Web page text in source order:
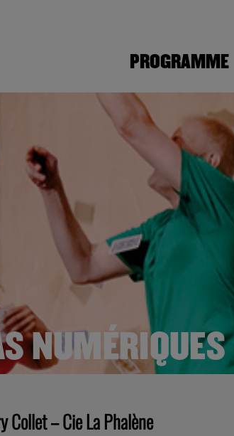
PROGRAMME
NUMÉRIQUES
Collet – Cie La Phalène